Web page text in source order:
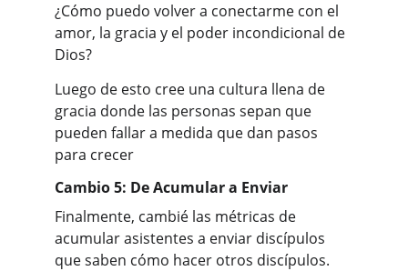
¿Cómo puedo volver a conectarme con el
amor, la gracia y el poder incondicional de
Dios?
Luego de esto cree una cultura llena de
gracia donde las personas sepan que
pueden fallar a medida que dan pasos
para crecer
Cambio 5: De Acumular a Enviar
Finalmente, cambié las métricas de
acumular asistentes a enviar discípulos
que saben cómo hacer otros discípulos.